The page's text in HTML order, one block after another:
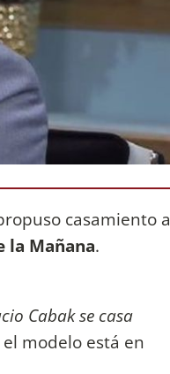
casamiento a
la Mañana.
Cabak se casa
modelo está en